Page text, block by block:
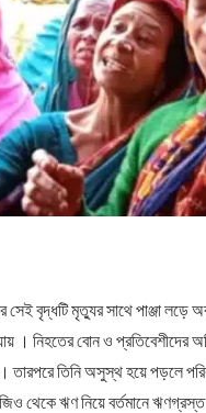
বৃদ্ধটি মৃত্যুর সাথে পাঞ্জা লড়ে
। নিহতের বোন ও
তারপরে তিনি অসুস্থ হয়ে পড়লে
থেকে ঋণ নিয়ে বর্তমানে